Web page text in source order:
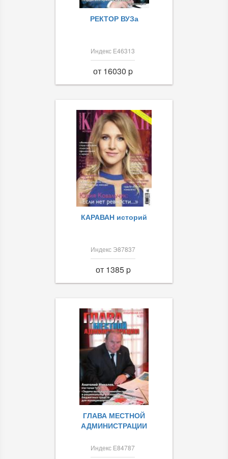
РЕКТОР ВУЗа
Индекс Е46313
от 16030 p
КАРАВАН историй
Индекс Э87837
от 1385 p
ГЛАВА МЕСТНОЙ
АДМИНИСТРАЦИИ
Индекс Е84787